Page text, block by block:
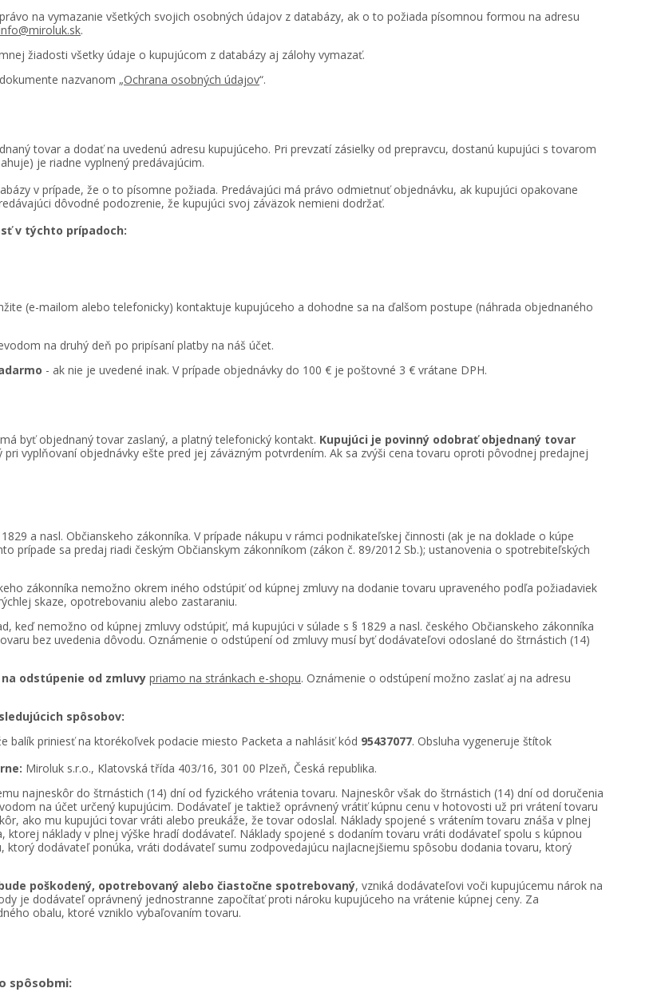
na vymazanie všetkých svojich osobných údajov z databázy, ak o to požiada písomnou formou na adresu
.
žiadosti všetky údaje o kupujúcom z databázy aj zálohy vymazať.
nazvanom „Ochrana osobných údajov“.
tovar a dodať na uvedenú adresu kupujúceho. Pri prevzatí zásielky od prepravcu, dostanú kupujúci s tovarom
je riadne vyplnený predávajúcim.
v prípade, že o to písomne požiada. Predávajúci má právo odmietnuť objednávku, ak kupujúci opakovane
dôvodné podozrenie, že kupujúci svoj záväzok nemieni dodržať.
v týchto prípadoch:
(e-mailom alebo telefonicky) kontaktuje kupujúceho a dohodne sa na ďalšom postupe (náhrada objednaného
na druhý deň po pripísaní platby na náš účet.
- ak nie je uvedené inak. V prípade objednávky do 100 € je poštovné 3 € vrátane DPH.
byť objednaný tovar zaslaný, a platný telefonický kontakt. Kupujúci je povinný odobrať objednaný tovar
vyplňovaní objednávky ešte pred jej záväzným potvrdením. Ak sa zvýši cena tovaru oproti pôvodnej predajnej
a nasl. Občianskeho zákonníka. V prípade nákupu v rámci podnikateľskej činnosti (ak je na doklade o kúpe
prípade sa predaj riadi českým Občianskym zákonníkom (zákon č. 89/2012 Sb.); ustanovenia o spotrebiteľských
zákonníka nemožno okrem iného odstúpiť od kúpnej zmluvy na dodanie tovaru upraveného podľa požiadaviek
skaze, opotrebovaniu alebo zastaraniu.
keď nemožno od kúpnej zmluvy odstúpiť, má kupujúci v súlade s § 1829 a nasl. českého Občianskeho zákonníka
bez uvedenia dôvodu. Oznámenie o odstúpení od zmluvy musí byť dodávateľovi odoslané do štrnástich (14)
odstúpenie od zmluvy priamo na stránkach e-shopu. Oznámenie o odstúpení možno zaslať aj na adresu
spôsobov:
balík priniesť na ktorékoľvek podacie miesto Packeta a nahlásiť kód 95437077. Obsluha vygeneruje štítok
Miroluk s.r.o., Klatovská třída 403/16, 301 00 Plzeň, Česká republika.
najneskôr do štrnástich (14) dní od fyzického vrátenia tovaru. Najneskôr však do štrnástich (14) dní od doručenia
na účet určený kupujúcim. Dodávateľ je taktiež oprávnený vrátiť kúpnu cenu v hotovosti už pri vrátení tovaru
ako mu kupujúci tovar vráti alebo preukáže, že tovar odoslal. Náklady spojené s vrátením tovaru znáša v plnej
náklady v plnej výške hradí dodávateľ. Náklady spojené s dodaním tovaru vráti dodávateľ spolu s kúpnou
ktorý dodávateľ ponúka, vráti dodávateľ sumu zodpovedajúcu najlacnejšiemu spôsobu dodania tovaru, ktorý
poškodený, opotrebovaný alebo čiastočne spotrebovaný, vzniká dodávateľovi voči kupujúcemu nárok na
je dodávateľ oprávnený jednostranne započítať proti nároku kupujúceho na vrátenie kúpnej ceny. Za
obalu, ktoré vzniklo vybaľovaním tovaru.
spôsobmi: